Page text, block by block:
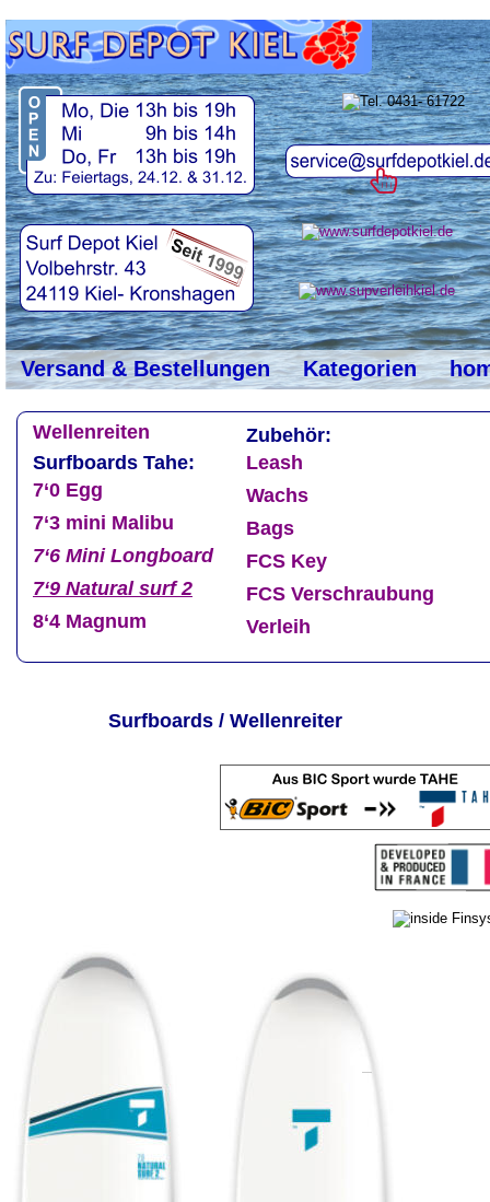
Surfboards / Wellenreiter
Wellenreiten
Surfboards Tahe:
7‘0 Egg
7‘3 mini Malibu
7‘6 Mini Longboard
7‘9 Natural surf 2
8‘4 Magnum
Zubehör:
Leash
Wachs
Bags
FCS Key
FCS Verschraubung
Verleih
#
Versand & Bestellungen Kategorien